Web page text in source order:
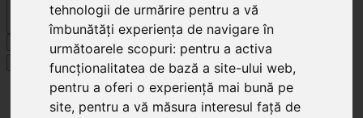
tehnologii de urmărire pentru a vă
îmbunătăți experiența de navigare în
următoarele scopuri: pentru a activa
funcționalitatea de bază a site-ului web,
pentru a oferi o experiență mai bună pe
site, pentru a vă măsura interesul față de
Specialități
Clinici
Cluj-Napoca